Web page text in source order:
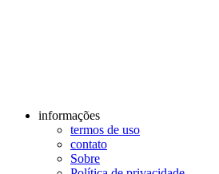
informações
termos de uso
contato
Sobre